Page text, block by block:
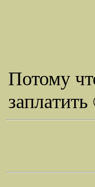
Потому